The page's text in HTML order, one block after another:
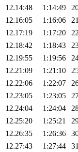
12.14:48
1:14:49
12.16:05
1:16:06 21
12.17:19
1:17:20
12.18:42
1:18:43
12.19:55
1:19:56
12.21:09
1:21:10
12.22:06
1:22:07
12.23:05
1:23:05
12.24:04
1:24:04
12.25:20
1:25:21
12.26:35
1:26:36
12.27:43
1:27:44 31